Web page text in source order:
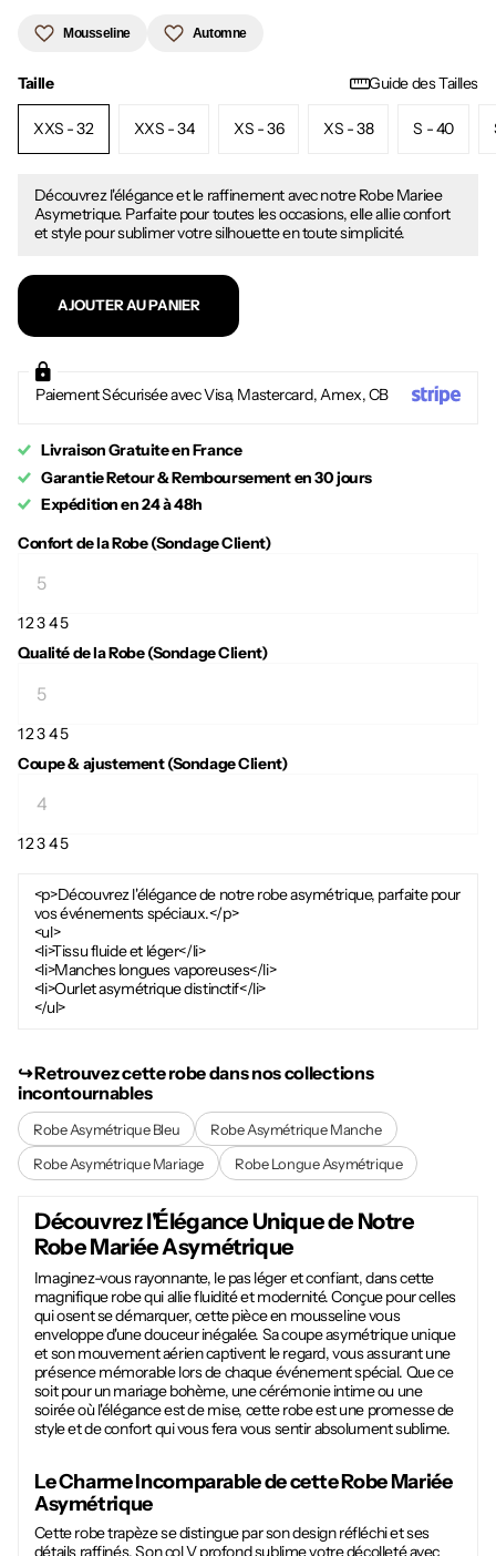
Mousseline Automne
Taille Guide des Tailles
XXS - 32 XXS - 34 XS - 36 XS - 38 S - 40
Découvrez l'élégance et le raffinement avec notre Robe Mariee
Asymetrique. Parfaite pour toutes les occasions, elle allie confort
et style pour sublimer votre silhouette en toute simplicité.
AJOUTER AU PANIER
Paiement Sécurisée avec Visa, Mastercard, Amex, CB
Livraison Gratuite en France
Garantie Retour & Remboursement en 30 jours
Expédition en 24 à 48h
Confort de la Robe (Sondage Client)
12345
Qualité de la Robe (Sondage Client)
12345
Coupe & ajustement (Sondage Client)
12345
<p>Découvrez l'élégance de notre robe asymétrique, parfaite pour
vos événements spéciaux.</p>
<ul>
<li>Tissu fluide et léger</li>
<li>Manches longues vaporeuses</li>
<li>Ourlet asymétrique distinctif</li>
</ul>
↪︎ Retrouvez cette robe dans nos collections
incontournables
Robe Asymétrique Bleu
Robe Asymétrique Manche
Robe Asymétrique Mariage
Robe Longue Asymétrique
Découvrez l'Élégance Unique de Notre
Robe Mariée Asymétrique
Imaginez-vous rayonnante, le pas léger et confiant, dans cette
magnifique robe qui allie fluidité et modernité. Conçue pour celles
qui osent se démarquer, cette pièce en mousseline vous
enveloppe d'une douceur inégalée. Sa coupe asymétrique unique
et son mouvement aérien captivent le regard, vous assurant une
présence mémorable lors de chaque événement spécial. Que ce
soit pour un mariage bohème, une cérémonie intime ou une
soirée où l'élégance est de mise, cette robe est une promesse de
style et de confort qui vous fera vous sentir absolument sublime.
Le Charme Incomparable de cetteRobe Mariée
Asymétrique
Cette robe trapèze se distingue par son design réfléchi et ses
détails raffinés. Son col V profond sublime votre décolleté avec